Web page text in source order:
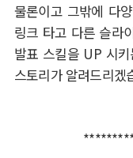
물론이고 그밖에 다
링크 타고 다른 슬라
발표 스킬을 UP 시
스토리가 알려드리겠